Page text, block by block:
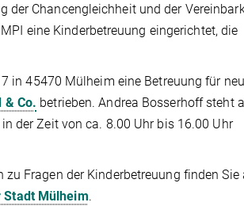
der Chancengleichheit und der
eine Kinderbetreuung eingerichtet, die
in 45470 Mülheim eine Betreuung für
& Co. betrieben. Andrea Bosserhoff steht
der Zeit von ca. 8.00 Uhr bis 16.00 Uhr
zu Fragen der Kinderbetreuung finden Sie
Stadt Mülheim.